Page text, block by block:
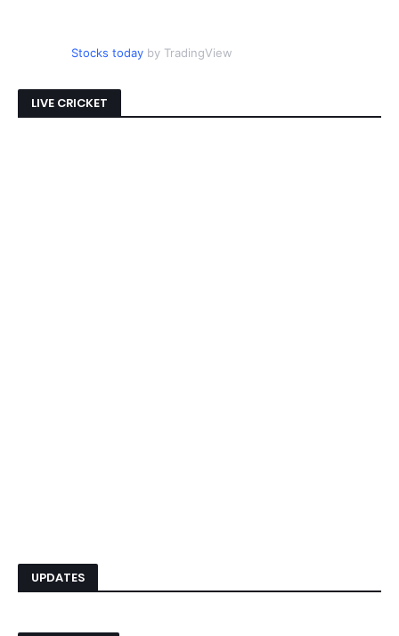
Stocks todayby TradingView
LIVE CRICKET
UPDATES